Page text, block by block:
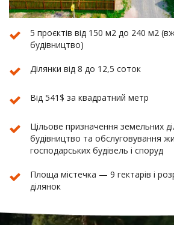
5 проєктів від 150 м2 до 240 м2
будівництво)
Ділянки від 8 до 12,5 соток
Від 541$ за квадратний метр
Цільове призначення земельних
будівництво та обслуговування
господарських будівель і споруд
Площа містечка — 9 гектарів і
ділянок